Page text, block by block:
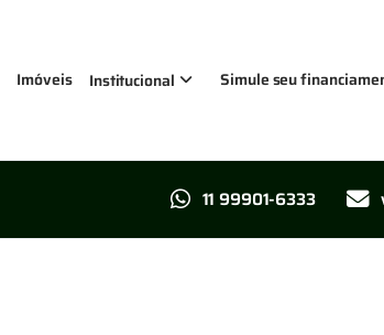
Imóveis Institucional Simule seu
11 99901-6333